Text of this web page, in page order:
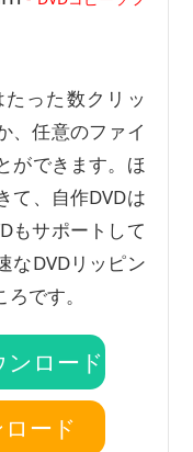
った数クリッ
、任意のファイ
ができます。ほ
て、自作DVDは
もサポートして
なDVDリッピン
です。
ロード
ード